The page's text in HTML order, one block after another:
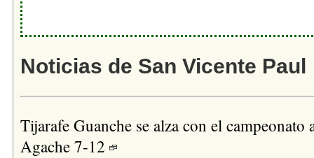
Noticias de San Vicente Paul
Tijarafe Guanche se alza con el campeonato
Agache 7-12